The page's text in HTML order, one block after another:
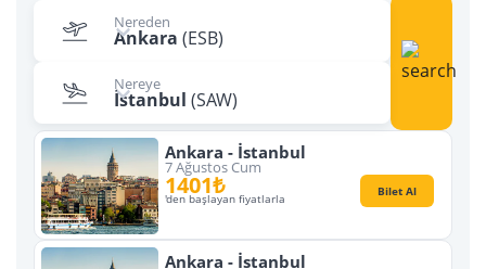
Nereden
Ankara (ESB)
Nereye
İstanbul (SAW)
Ankara - İstanbul
7 Ağustos Cum
1401₺
'den başlayan fiyatlarla Bilet Al
Ankara - İstanbul